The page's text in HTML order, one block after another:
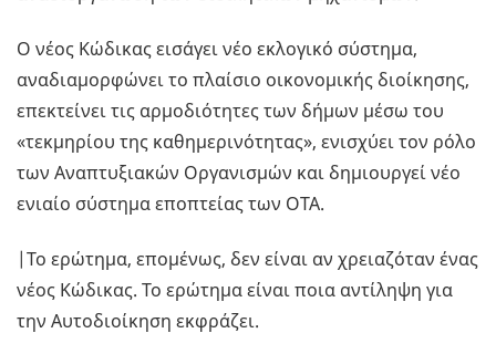
Ο νέος Κώδικας εισάγει νέο εκλογικό σύστημα,
αναδιαμορφώνει το πλαίσιο οικονομικής διοίκησης,
επεκτείνει τις αρμοδιότητες των δήμων μέσω του
«τεκμηρίου της καθημερινότητας», ενισχύει τον ρόλο
των Αναπτυξιακών Οργανισμών και δημιουργεί νέο
ενιαίο σύστημα εποπτείας των ΟΤΑ.
|Το ερώτημα, επομένως, δεν είναι αν χρειαζόταν ένας
νέος Κώδικας. Το ερώτημα είναι ποια αντίληψη για
την Αυτοδιοίκηση εκφράζει.